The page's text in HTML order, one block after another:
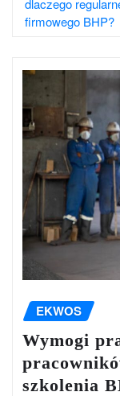
dlaczego
firmowego BHP?
EKWOS
Wymogi
szkolenia